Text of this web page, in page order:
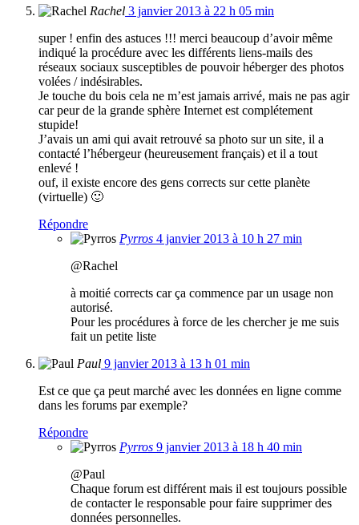
Rachel 3 janvier 2013 à 22 h 05 min
super ! enfin des astuces !!! merci beaucoup d’avoir même
indiqué la procédure avec les différents liens-mails des
réseaux sociaux susceptibles de pouvoir héberger des photos
volées / indésirables.
Je touche du bois cela ne m’est jamais arrivé, mais ne pas agir
car peur de la grande sphère Internet est complétement
stupide!
J’avais un ami qui avait retrouvé sa photo sur un site, il a
contacté l’hébergeur (heureusement français) et il a tout
enlevé !
ouf, il existe encore des gens corrects sur cette planète
(virtuelle) 🙂
Répondre
Pyrros 4 janvier 2013 à 10 h 27 min
@Rachel
à moitié corrects car ça commence par un usage non
autorisé.
Pour les procédures à force de les chercher je me suis
fait un petite liste
Paul 9 janvier 2013 à 13 h 01 min
Est ce que ça peut marché avec les données en ligne comme
dans les forums par exemple?
Répondre
Pyrros 9 janvier 2013 à 18 h 40 min
@Paul
Chaque forum est différent mais il est toujours possible
de contacter le responsable pour faire supprimer des
données personnelles.